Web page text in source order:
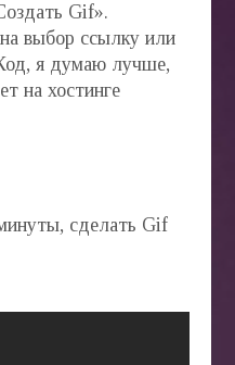
Gif».
выбор ссылку или
я думаю лучше,
на хостинге
сделать Gif